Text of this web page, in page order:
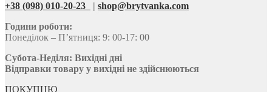
+38 (098) 010-20-23
| shop@brytvanka.com
Години роботи:
Понеділок – П’ятниця: 9: 00-17: 00
Субота-Неділя: Вихідні дні
Відправки товару у вихідні не здійснюються
ПОКУПЦЮ